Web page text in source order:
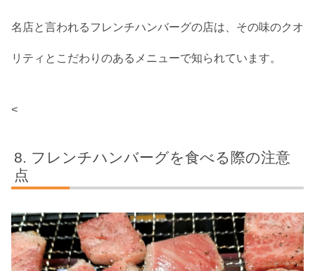
名店と言われるフレンチハンバーグの店は、その味のクオ
リティとこだわりのあるメニューで知られています。
<
フレンチハンバーグを食べる際の注意
点